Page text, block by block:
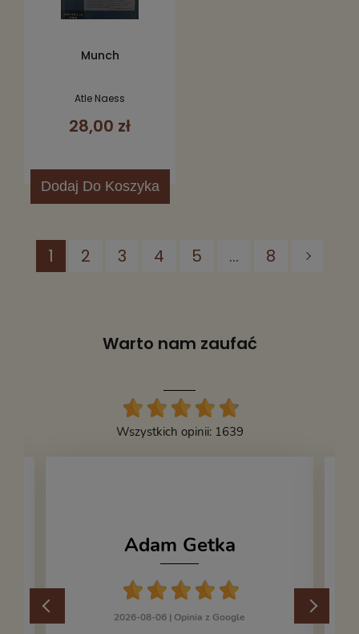
Munch
Atle Naess
28,00 zł
Dodaj Do Koszyka
1 2 3 4 5 ... 8
Warto nam zaufać
Wszystkich opinii: 1639
Adam Getka
2026-08-06 | Opinia z Google